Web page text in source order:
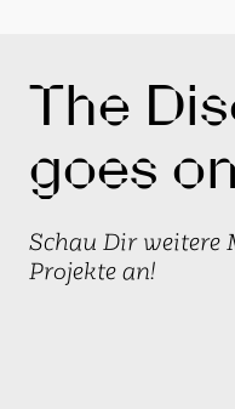
The
goes
Schau Dir weitere
Projekte an!